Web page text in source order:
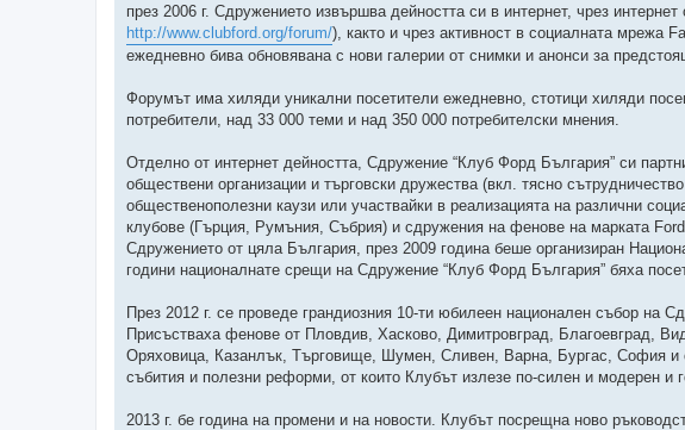
през 2006 г. Сдружението извършва дейността си в интернет, чрез
http://www.clubford.org/forum/), както и чрез активност в социалната мрежа
ежедневно бива обновявана с нови галерии от снимки и анонси за
Форумът има хиляди уникални посетители ежедневно, стотици хиляди
потребители, над 33 000 теми и над 350 000 потребителски мнения.
Отделно от интернет дейността, Сдружение “Клуб Форд България” си
обществени организации и търговски дружества (вкл. тясно
общественополезни каузи или участвайки в реализацията на различни
клубове (Гърция, Румъния, Събрия) и сдружения на фенове на марката
Сдружението от цяла България, през 2009 година беше организиран
години националнате срещи на Сдружение “Клуб Форд България” бяха
През 2012 г. се проведе грандиозния 10-ти юбилеен национален събор на
Присъстваха фенове от Пловдив, Хасково, Димитровград, Благоевград,
Оряховица, Казанлък, Търговище, Шумен, Сливен, Варна, Бургас, София и
събития и полезни реформи, от които Клубът излезе по-силен и модерен и
2013 г. бе година на промени и на новости. Клубът посрещна ново